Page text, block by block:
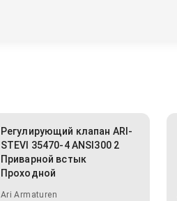
Регулирующий клапан ARI-
STEVI 35470-4 ANSI300 2
Приварной встык
Проходной
Ari Armaturen